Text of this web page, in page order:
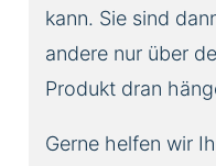
kann. Sie sind
andere nur über
Produkt dran
Gerne helfen wir